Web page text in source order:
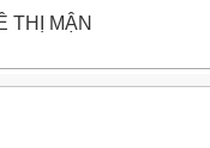
THỊ MẬN